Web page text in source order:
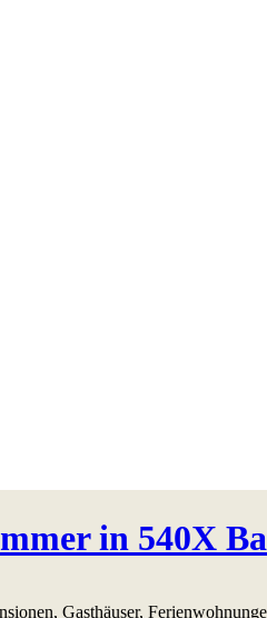
in 540X
Gasthäuser,